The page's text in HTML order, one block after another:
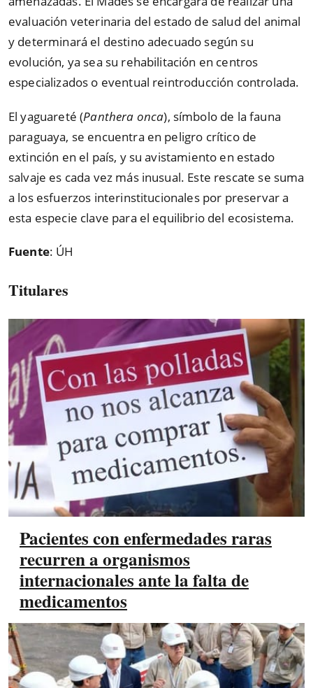
evaluación veterinaria del estado de salud del animal
y determinará el destino adecuado según su
evolución, ya sea su rehabilitación en centros
especializados o eventual reintroducción controlada.
El yaguareté (Panthera onca), símbolo de la fauna
paraguaya, se encuentra en peligro crítico de
extinción en el país, y su avistamiento en estado
salvaje es cada vez más inusual. Este rescate se suma
a los esfuerzos interinstitucionales por preservar a
esta especie clave para el equilibrio del ecosistema.
Fuente: ÚH
Titulares
Pacientes con enfermedades raras
recurren a organismos
internacionales ante la falta de
medicamentos